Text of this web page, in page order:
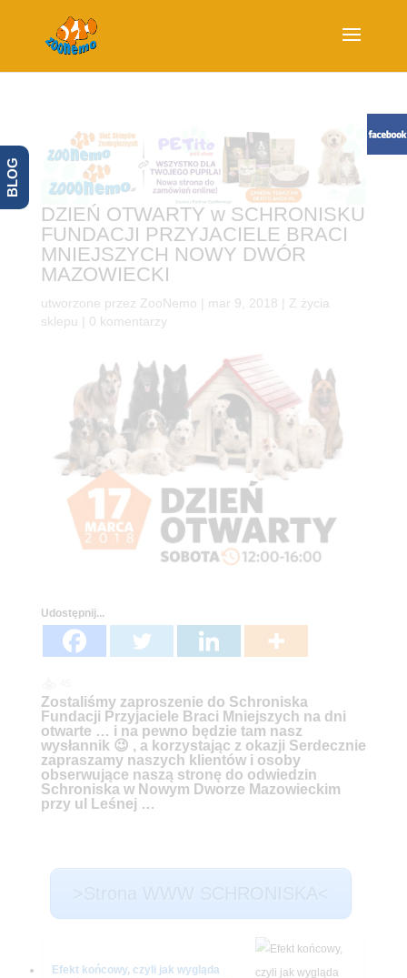
DZIEŃ OTWARTY w SCHRONISKU
FUNDACJI PRZYJACIELE BRACI
MNIEJSZYCH NOWY DWÓR
MAZOWIECKI
utworzone przez ZooNemo mar 9, 2018
Z życia
sklepu
0 komentarzy
Udostępnij...
Zostaliśmy zaproszenie do Schroniska
Fundacji Przyjaciele Braci Mniejszych na dni
otwarte … i na pewno będzie tam nasz
wysłannik 😉 , a korzystając z okazji Serdecznie
zapraszamy naszych klientów i osoby
obserwujące naszą stronę do odwiedzin
Schroniska w Nowym Dworze Mazowieckim
przy ul Leśnej …
Efekt końcowy, czyli jak wygląda
BLOG